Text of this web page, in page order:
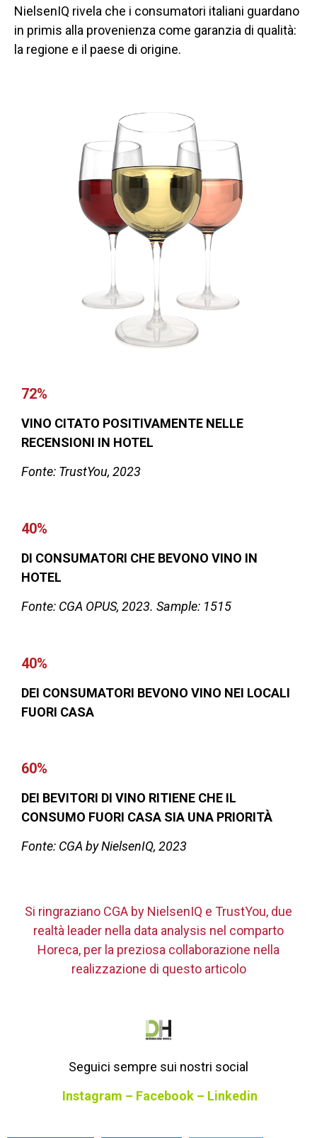
NielsenIQ rivela che i consumatori italiani guardano
in primis alla provenienza come garanzia di qualità:
la regione e il paese di origine.
72%
VINO CITATO POSITIVAMENTE NELLE
RECENSIONI IN HOTEL
Fonte: TrustYou, 2023
40%
DI CONSUMATORI CHE BEVONO VINO IN
HOTEL
Fonte: CGA OPUS, 2023. Sample: 1515
40%
DEI CONSUMATORI BEVONO VINO NEI LOCALI
FUORI CASA
60%
DEI BEVITORI DI VINO RITIENE CHE IL
CONSUMO FUORI CASA SIA UNA PRIORITÀ
Fonte: CGA by NielsenIQ, 2023
Si ringraziano CGA by NielsenIQ e TrustYou, due
realtà leader nella data analysis nel comparto
Horeca, per la preziosa collaborazione nella
realizzazione di questo articolo
Seguici sempre sui nostri social
Instagram – Facebook – Linkedin